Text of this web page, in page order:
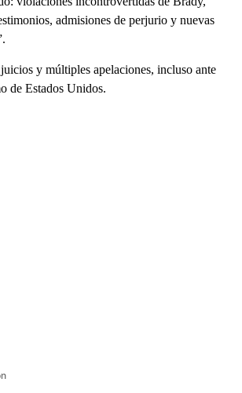
admisiones de perjurio y nuevas
y múltiples apelaciones, incluso ante
de Estados Unidos.